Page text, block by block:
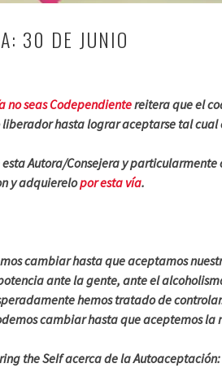
30 DE JUNIO
no seas Codependientereitera que el
hasta lograr aceptarse tal cual
esta Autora/Consejera y particularmente
y adquierelopor esta vía.
cambiar hasta que aceptamos
ante la gente, ante el
hemos tratado de
cambiar hasta que aceptemos la
the SeIf acerca de la Autoaceptación: